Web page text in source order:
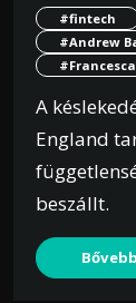
#fintech
#Andrew
A
England
beszállt.